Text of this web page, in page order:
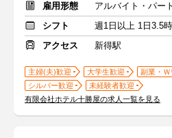
雇用形態
アルバイト・パート
シフト
週1日以上 1日3.5
アクセス
新得駅
主婦(夫)歓迎 大学生歓迎
副業・
シルバー歓迎
未経験者歓迎
有限会社ホテル十勝屋の求人一覧を見る